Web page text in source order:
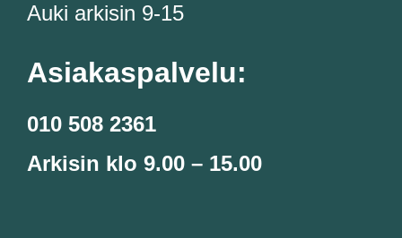
Auki arkisin 9-15
Asiakaspalvelu:
010 508 2361
Arkisin klo 9.00 – 15.00